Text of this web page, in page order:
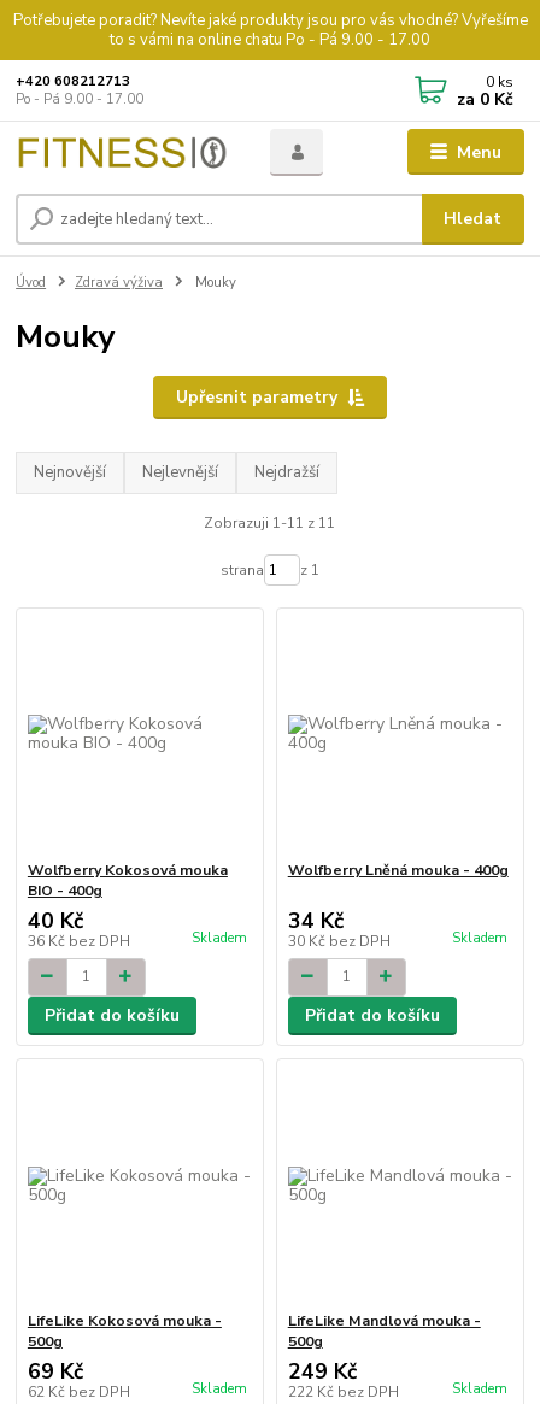
Potřebujete poradit? Nevíte jaké produkty jsou pro vás vhodné? Vyřešíme
to s vámi na online chatu Po - Pá 9.00 - 17.00
Menu
Hledat
+420 608212713
Po - Pá 9.00 - 17.00
0 ks
za 0 Kč
Úvod Zdravá výživa Mouky
Mouky
Upřesnit parametry
Nejnovější Nejlevnější Nejdražší
Zobrazuji 1-11 z 11
strana z 1
Wolfberry Kokosová mouka
BIO - 400g
40 Kč
36 Kč bez DPH Skladem
Přidat do košíku
Wolfberry Lněná mouka - 400g
34 Kč
30 Kč bez DPH Skladem
Přidat do košíku
LifeLike Kokosová mouka -
500g
69 Kč
62 Kč bez DPH Skladem
LifeLike Mandlová mouka -
500g
249 Kč
222 Kč bez DPH Skladem